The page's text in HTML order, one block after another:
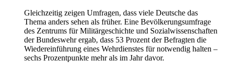
Gleichzeitig zeigen Umfragen, dass viele Deutsche das
Thema anders sehen als früher. Eine Bevölkerungsumfrage
des Zentrums für Militärgeschichte und Sozialwissenschaften
der Bundeswehr ergab, dass 53 Prozent der Befragten die
Wiedereinführung eines Wehrdienstes für notwendig halten –
sechs Prozentpunkte mehr als im Jahr davor.